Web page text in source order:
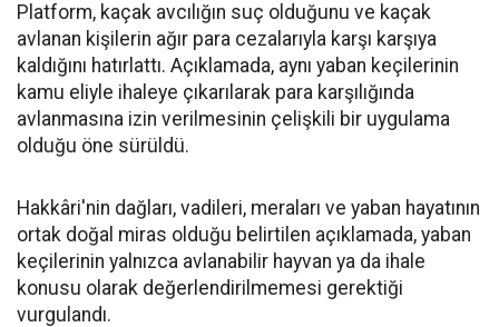
Platform, kaçak avcılığın suç olduğunu ve kaçak
avlanan kişilerin ağır para cezalarıyla karşı karşıya
kaldığını hatırlattı. Açıklamada, aynı yaban keçilerinin
kamu eliyle ihaleye çıkarılarak para karşılığında
avlanmasına izin verilmesinin çelişkili bir uygulama
olduğu öne sürüldü.
Hakkâri'nin dağları, vadileri, meraları ve yaban hayatının
ortak doğal miras olduğu belirtilen açıklamada, yaban
keçilerinin yalnızca avlanabilir hayvan ya da ihale
konusu olarak değerlendirilmemesi gerektiği
vurgulandı.